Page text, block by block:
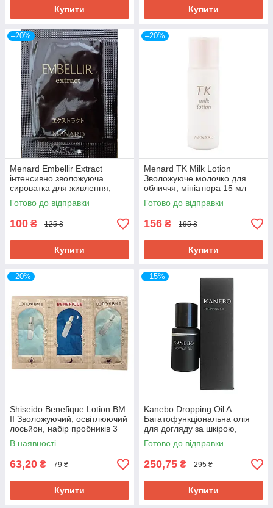
Купити Купити
–20%
Menard Embellir Extract
інтенсивно зволожуюча
сироватка для живлення,
пробник 0,6 мл
Готово до відправки
100 ₴ 125 ₴
Купити
–20%
Menard TK Milk Lotion
Зволожуюче молочко для
обличчя, мініатюра 15 мл
Готово до відправки
156 ₴ 195 ₴
Купити
–20%
Shiseido Benefique Lotion ВМ
II Зволожуючий, освітлюючий
лосьйон, набір пробників 3
шт
В наявності
63,20 ₴ 79 ₴
Купити
–15%
Kanebo Dropping Oil A
Багатофункціональна олія
для догляду за шкірою,
волоссям, кутикулою,
пробник 3,5 мл
Готово до відправки
250,75 ₴ 295 ₴
Купити